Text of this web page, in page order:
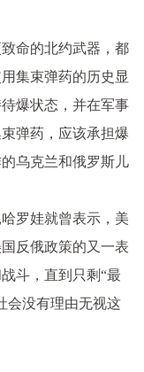
命的北约武器，都
集束弹药的历史显
爆状态，并在军事
弹药，应该承担爆
乌克兰和俄罗斯儿
罗娃就曾表示，美
反俄政策的又一表
斗，直到只剩“最
会没有理由无视这